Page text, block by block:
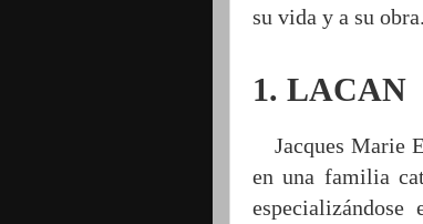
su vida y a su obra.
1. LACAN
Jacques Marie
en una familia